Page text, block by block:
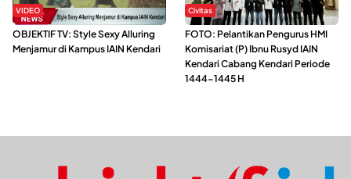
VIDEO
OBJEKTIF TV: Style Sexy Alluring
Menjamur di Kampus IAIN Kendari
Civitas
FOTO: Pelantikan Pengurus HMI
Komisariat (P) Ibnu Rusyd IAIN
Kendari Cabang Kendari Periode
1444-1445 H